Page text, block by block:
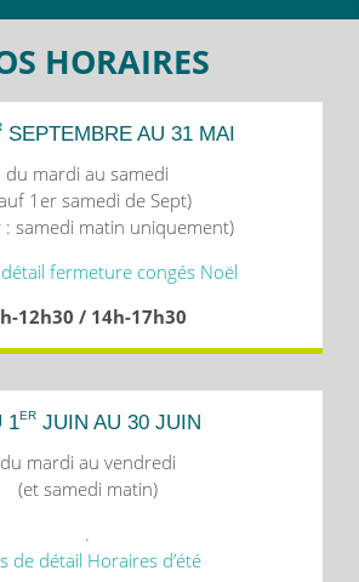
HORAIRES
SEPTEMBRE AU 31 MAI
du mardi au samedi
1er samedi de Sept)
: samedi matin uniquement)
fermeture congés Noël
12h30 / 14h-17h30
1ER JUIN AU 30 JUIN
du mardi au vendredi
(et samedi matin)
.
de détail Horaires d’été